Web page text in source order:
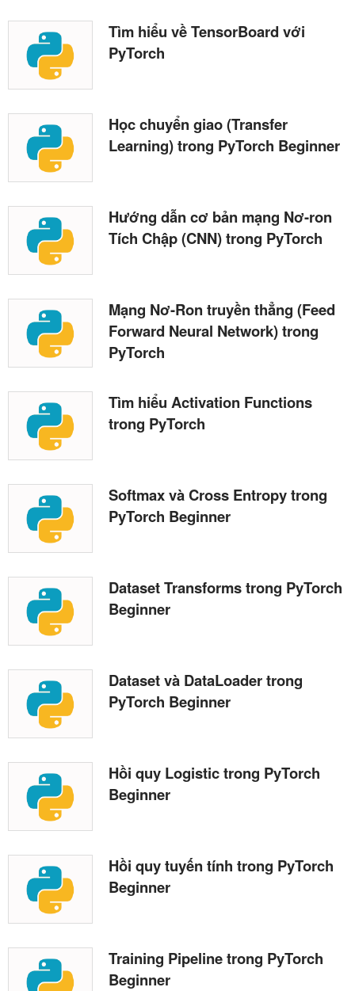
Tìm hiểu về TensorBoard với
PyTorch
Học chuyển giao (Transfer
Learning) trong PyTorch Beginner
Hướng dẫn cơ bản mạng Nơ-ron
Tích Chập (CNN) trong PyTorch
Mạng Nơ-Ron truyền thẳng (Feed
Forward Neural Network) trong
PyTorch
Tìm hiểu Activation Functions
trong PyTorch
Softmax và Cross Entropy trong
PyTorch Beginner
Dataset Transforms trong PyTorch
Beginner
Dataset và DataLoader trong
PyTorch Beginner
Hồi quy Logistic trong PyTorch
Beginner
Hồi quy tuyến tính trong PyTorch
Beginner
Training Pipeline trong PyTorch
Beginner